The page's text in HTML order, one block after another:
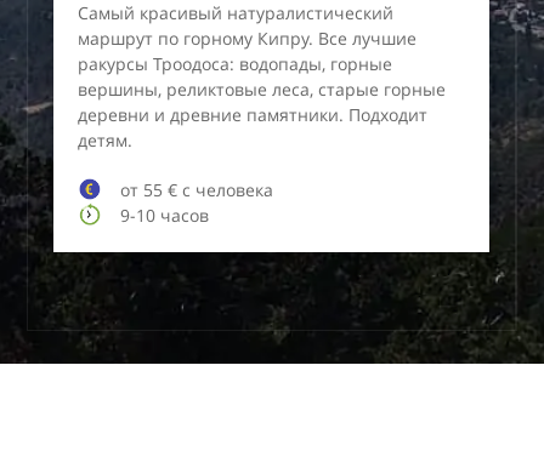
Самый красивый натуралистический
маршрут по горному Кипру. Все лучшие
ракурсы Троодоса: водопады, горные
вершины, реликтовые леса, старые горные
деревни и древние памятники. Подходит
детям.
от 55 € с человека
9-10 часов